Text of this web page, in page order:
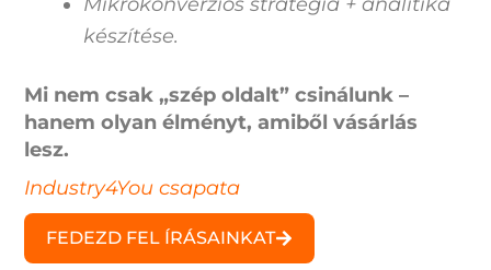
készítése.
Mi nem csak „szép oldalt” csinálunk –
hanem olyan élményt, amiből vásárlás
lesz.
Industry4You csapata
FEDEZD FEL ÍRÁSAINKAT